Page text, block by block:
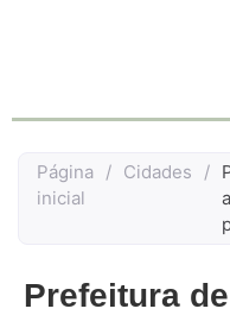
Página
inicial
/ Cidades /
Prefeitura